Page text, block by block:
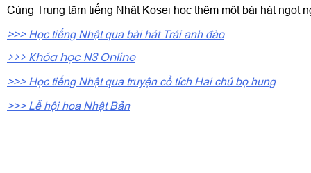
Cùng Trung tâm tiếng Nhật Kosei học thêm một bài hát ngọt
>>> Học tiếng Nhật qua bài hát Trái anh đào
>>> Khóa học N3 Online
>>> Học tiếng Nhật qua truyện cổ tích Hai chú bọ hung
>>> Lễ hội hoa Nhật Bản